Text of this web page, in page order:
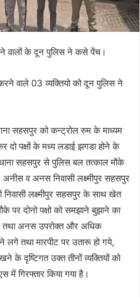
वालों के दून पुलिस ने कसे पेंच।
वाले 03 व्यक्तियो को दून पुलिस ने
सहसपुर को कन्ट्रोल रुम के माध्यम
दो पक्षों के मध्य लडाई झगडा होने के
सहसपुर से पुलिस बल तत्काल मौके
व अनस निवासी लक्ष्मीपुर सहसपुर
निवासी लक्ष्मीपुर सहसपुर के साथ खेत
पर दोनो पक्षो को समझाने बुझाने का
तथा अनस उपरोक्त और अधिक
लगे तथा मारपीट पर उतारू हो गये,
के दृष्टिगत उक्त तीनों व्यक्तियों को
में गिरफ्तार किया गया है।